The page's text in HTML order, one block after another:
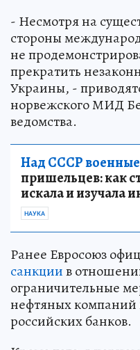
- Несмотря на
стороны
не
прекратить
Украины, -
норвежского МИД
ведомства.
Над СССР военные
пришельцев: как
искала и изучала
НАУКА
Ранее Евросоюз
санкциив
ограничительные
нефтяных
российских банков.